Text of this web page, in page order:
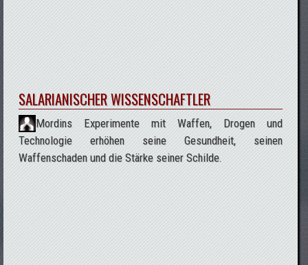
SALARIANISCHER WISSENSCHAFTLER
Mordins Experimente mit Waffen, Drogen und
Technologie erhöhen seine Gesundheit, seinen
Waffenschaden und die Stärke seiner Schilde.